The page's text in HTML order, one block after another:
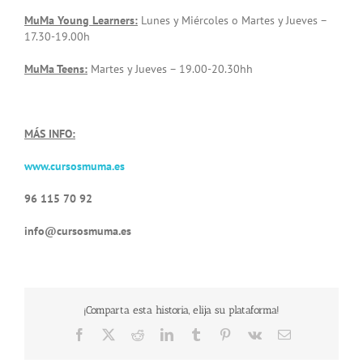
MuMa Young Learners: Lunes y Miércoles o Martes y Jueves –
17.30-19.00h
MuMa Teens: Martes y Jueves – 19.00-20.30hh
MÁS INFO:
www.cursosmuma.es
96 115 70 92
info@cursosmuma.es
¡Comparta esta historia, elija su plataforma!
Facebook RedditLinkedInTumblr Pinterest
Vk Email